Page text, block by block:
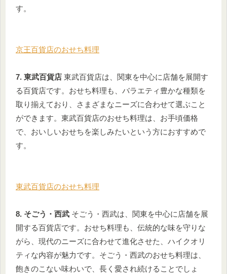
す。
京王百貨店のおせち料理
7. 東武百貨店 東武百貨店は、関東を中心に店舗を展開す
る百貨店です。おせち料理も、バラエティ豊かな種類を
取り揃えており、さまざまなニーズに合わせて選ぶこと
ができます。東武百貨店のおせち料理は、お手頃価格
で、おいしいおせちを楽しみたいという方におすすめで
す。
東武百貨店のおせち料理
8. そごう・西武 そごう・西武は、関東を中心に店舗を展
開する百貨店です。おせち料理も、伝統的な味を守りな
がら、現代のニーズに合わせて進化させた、ハイクオリ
ティな内容が魅力です。そごう・西武のおせち料理は、
飽きのこない味わいで、長く愛され続けることでしょ